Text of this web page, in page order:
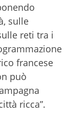
sulle
reti tra i
francese
può
ricca”.